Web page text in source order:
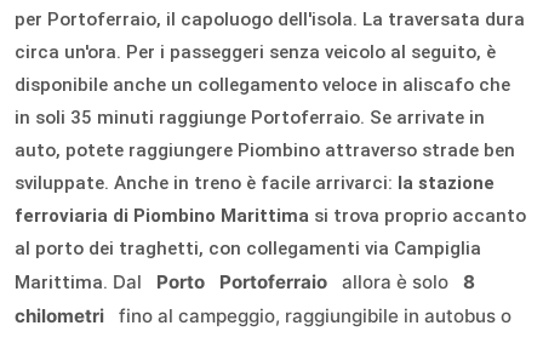
per Portoferraio, il capoluogo dell'isola. La traversata dura
circa un'ora. Per i passeggeri senza veicolo al seguito, è
disponibile anche un collegamento veloce in aliscafo che
in soli 35 minuti raggiunge Portoferraio. Se arrivate in
auto, potete raggiungere Piombino attraverso strade ben
sviluppate. Anche in treno è facile arrivarci: la stazione
ferroviaria di Piombino Marittima si trova proprio accanto
al porto dei traghetti, con collegamenti via Campiglia
Marittima. Dal Porto Portoferraio allora è solo
8
chilometri
fino al campeggio, raggiungibile in autobus o